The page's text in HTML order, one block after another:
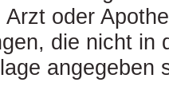
oder
die nicht in
angegeben